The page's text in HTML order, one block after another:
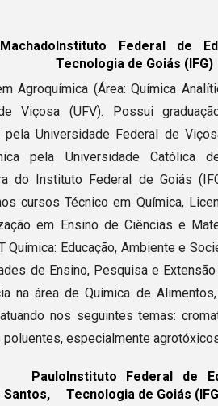
Instituto Federal de
Tecnologia de Goiás (IFG)
Agroquímica (Área: Química
Viçosa (UFV). Possui
pela Universidade Federal de
pela Universidade Católica
do Instituto Federal de Goiás
cursos Técnico em Química,
em Ensino de Ciências e
Química: Educação, Ambiente e
de Ensino, Pesquisa e
na área de Química de
nos seguintes temas:
poluentes, especialmente
Paulo Instituto Federal de
Tecnologia de Goiás